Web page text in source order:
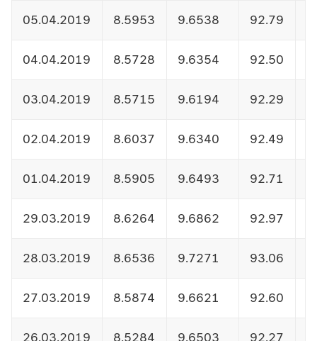
05.04.2019 8.5953 9.6538 92.79
04.04.2019 8.5728 9.6354 92.50
03.04.2019 8.5715 9.6194 92.29
02.04.2019 8.6037 9.6340 92.49
01.04.2019 8.5905 9.6493 92.71
29.03.2019 8.6264 9.6862 92.97
28.03.2019 8.6536 9.7271 93.06
27.03.2019 8.5874 9.6621 92.60
26.03.2019 8.5284 9.6503 92.27